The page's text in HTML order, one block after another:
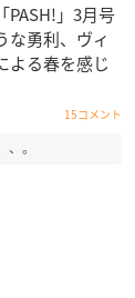
PASH!」3月号
な勇利、ヴィ
よる春を感じ
15コメント
。